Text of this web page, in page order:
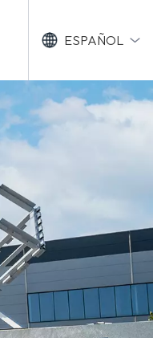
ESPAÑOL